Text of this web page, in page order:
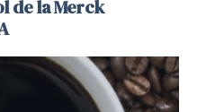
de la Merck